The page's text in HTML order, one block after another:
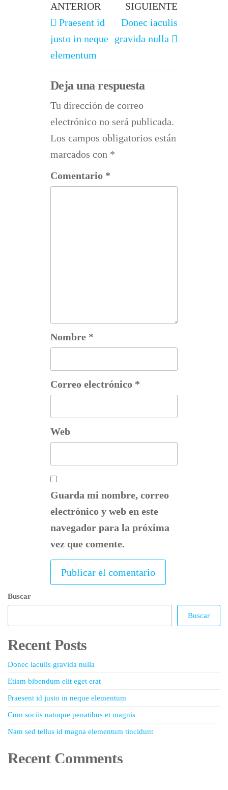
ANTERIOR
Praesent id
justo in neque
elementum
SIGUIENTE
Donec iaculis
gravida nulla
Deja una respuesta
Tu dirección de correo
electrónico no será publicada.
Los campos obligatorios están
marcados con *
Comentario *
Nombre *
Correo electrónico *
Web
Guarda mi nombre, correo
electrónico y web en este
navegador para la próxima
vez que comente.
Buscar
Buscar
Recent Posts
Donec iaculis gravida nulla
Etiam bibendum elit eget erat
Praesent id justo in neque elementum
Cum sociis natoque penatibus et magnis
Nam sed tellus id magna elementum tincidunt
Recent Comments